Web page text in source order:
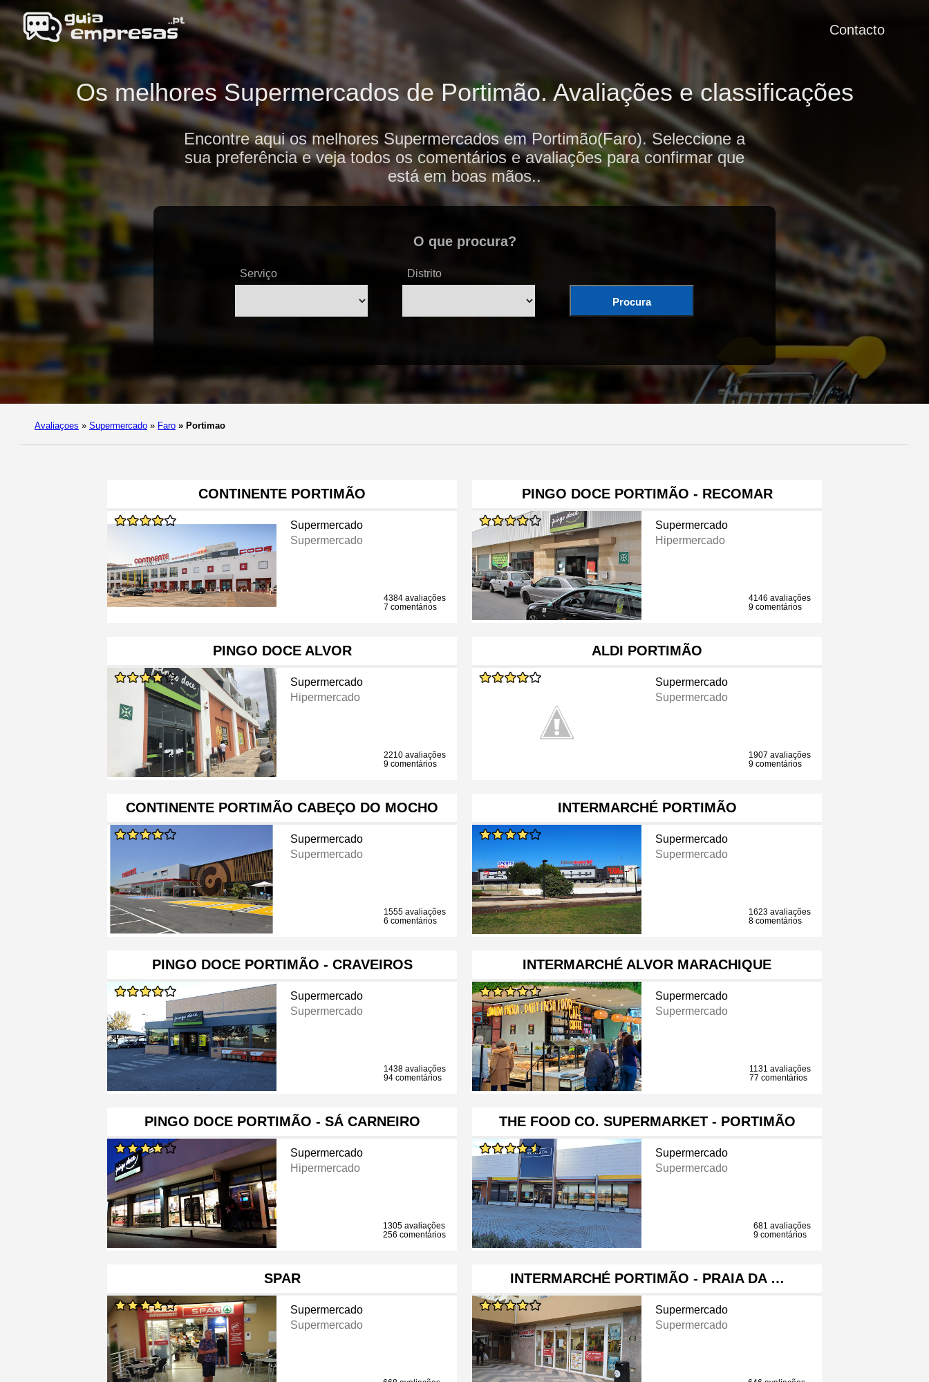
Contacto
Os melhores Supermercados de Portimão. Avaliações e classificações
Encontre aqui os melhores Supermercados em Portimão(Faro). Seleccione a
sua preferência e veja todos os comentários e avaliações para confirmar que
está em boas mãos..
O que procura?
Serviço Distrito
Procura
Avaliaçoes » Supermercado » Faro » Portimao
CONTINENTE PORTIMÃO
Supermercado
Supermercado
4384 avaliações
7 comentários
PINGO DOCE PORTIMÃO - RECOMAR
Supermercado
Hipermercado
4146 avaliações
9 comentários
PINGO DOCE ALVOR
Supermercado
Hipermercado
2210 avaliações
9 comentários
ALDI PORTIMÃO
Supermercado
Supermercado
1907 avaliações
9 comentários
CONTINENTE PORTIMÃO CABEÇO DO MOCHO
Supermercado
Supermercado
1555 avaliações
6 comentários
INTERMARCHÉ PORTIMÃO
Supermercado
Supermercado
1623 avaliações
8 comentários
PINGO DOCE PORTIMÃO - CRAVEIROS
Supermercado
Supermercado
1438 avaliações
94 comentários
​INTERMARCHÉ ALVOR MARACHIQUE
Supermercado
Supermercado
1131 avaliações
77 comentários
PINGO DOCE PORTIMÃO - SÁ CARNEIRO
Supermercado
Hipermercado
1305 avaliações
256 comentários
THE FOOD CO. SUPERMARKET - PORTIMÃO
Supermercado
Supermercado
681 avaliações
9 comentários
SPAR
Supermercado
Supermercado
INTERMARCHÉ PORTIMÃO - PRAIA DA …
Supermercado
Supermercado